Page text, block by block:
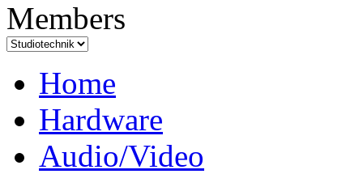
Members
Home
Hardware
Audio/Video